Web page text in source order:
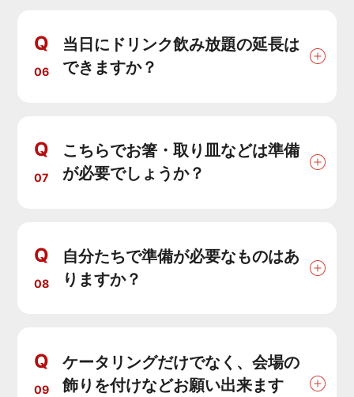
Q
06
当日にドリンク飲み放題の延長は
できますか？
Q
07
こちらでお箸・取り皿などは準備
が必要でしょうか？
Q
08
自分たちで準備が必要なものはあ
りますか？
Q
09
ケータリングだけでなく、会場の
飾りを付けなどお願い出来ます